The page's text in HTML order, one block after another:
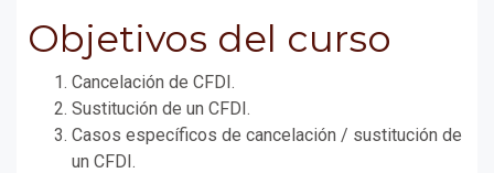
Objetivos del curso
Cancelación de CFDI.
Sustitución de un CFDI.
Casos específicos de cancelación / sustitución de
un CFDI.